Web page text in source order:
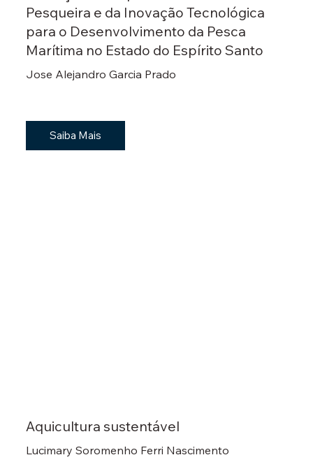
Pesqueira e da Inovação Tecnológica
para o Desenvolvimento da Pesca
Marítima no Estado do Espírito Santo
Jose Alejandro Garcia Prado
Saiba Mais
Aquicultura sustentável
Lucimary Soromenho Ferri Nascimento